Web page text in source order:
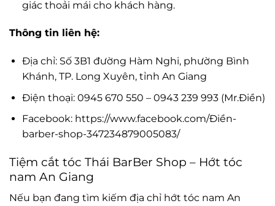
giác thoải mái cho khách hàng.
Thông tin liên hệ:
Địa chỉ: Số 3B1 đường Hàm Nghi, phường Bình
Khánh, TP. Long Xuyên, tỉnh An Giang
Điện thoại: 0945 670 550 – 0943 239 993 (Mr.Điền)
Facebook: https://www.facebook.com/Điền-
barber-shop-347234879005083/
Tiệm cắt tóc Thái BarBer Shop – Hớt tóc
nam An Giang
Nếu bạn đang tìm kiếm địa chỉ hớt tóc nam An